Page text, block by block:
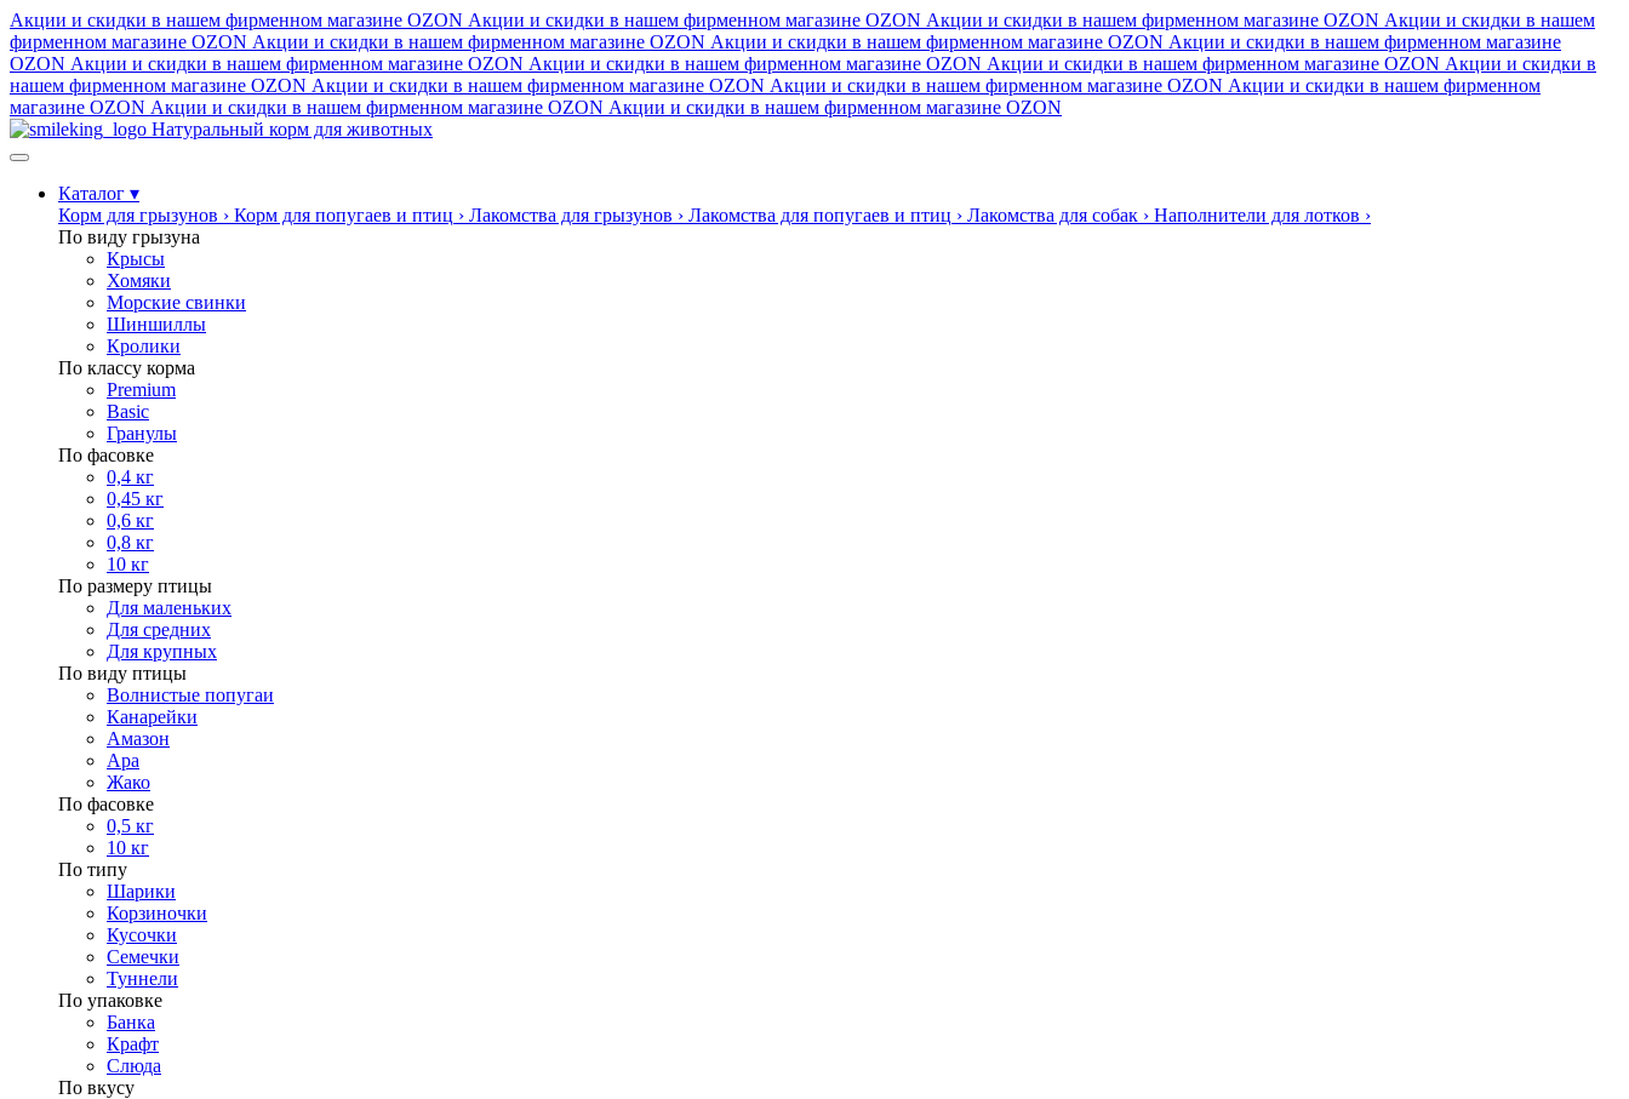
Акции и скидки в нашем фирменном магазине OZON Акции и скидки в нашем фирменном магазине OZON Акции и скидки в нашем фирменном магазине OZON Акции и скидки в нашем
фирменном магазине OZON Акции и скидки в нашем фирменном магазине OZON Акции и скидки в нашем фирменном магазине OZON Акции и скидки в нашем фирменном магазине
OZON Акции и скидки в нашем фирменном магазине OZON Акции и скидки в нашем фирменном магазине OZON Акции и скидки в нашем фирменном магазине OZON Акции и скидки в
нашем фирменном магазине OZON Акции и скидки в нашем фирменном магазине OZON Акции и скидки в нашем фирменном магазине OZON Акции и скидки в нашем фирменном
магазине OZON Акции и скидки в нашем фирменном магазине OZON Акции и скидки в нашем фирменном магазине OZON
Натуральный корм для животных
Каталог ▾
Корм для грызунов › Корм для попугаев и птиц › Лакомства для грызунов › Лакомства для попугаев и птиц › Лакомства для собак › Наполнители для лотков ›
По виду грызуна
Крысы
Хомяки
Морские свинки
Шиншиллы
Кролики
По классу корма
Premium
Basic
Гранулы
По фасовке
0,4 кг
0,45 кг
0,6 кг
0,8 кг
10 кг
По размеру птицы
Для маленьких
Для средних
Для крупных
По виду птицы
Волнистые попугаи
Канарейки
Амазон
Ара
Жако
По фасовке
0,5 кг
10 кг
По типу
Шарики
Корзиночки
Кусочки
Семечки
Туннели
По упаковке
Банка
Крафт
Слюда
По вкусу